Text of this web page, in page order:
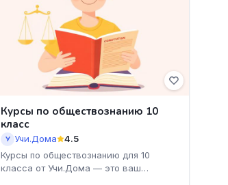
Курсы по обществознанию 10
класс
У Учи.Дома
4.5
Курсы по обществознанию для 10
класса от Учи.Дома — это ваш